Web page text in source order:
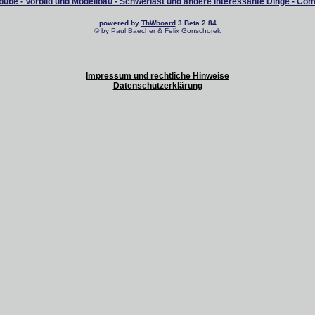
powered by ThWboard3 Beta 2.84
© by Paul Baecher & Felix Gonschorek
Impressum und rechtliche Hinweise
Datenschutzerklärung